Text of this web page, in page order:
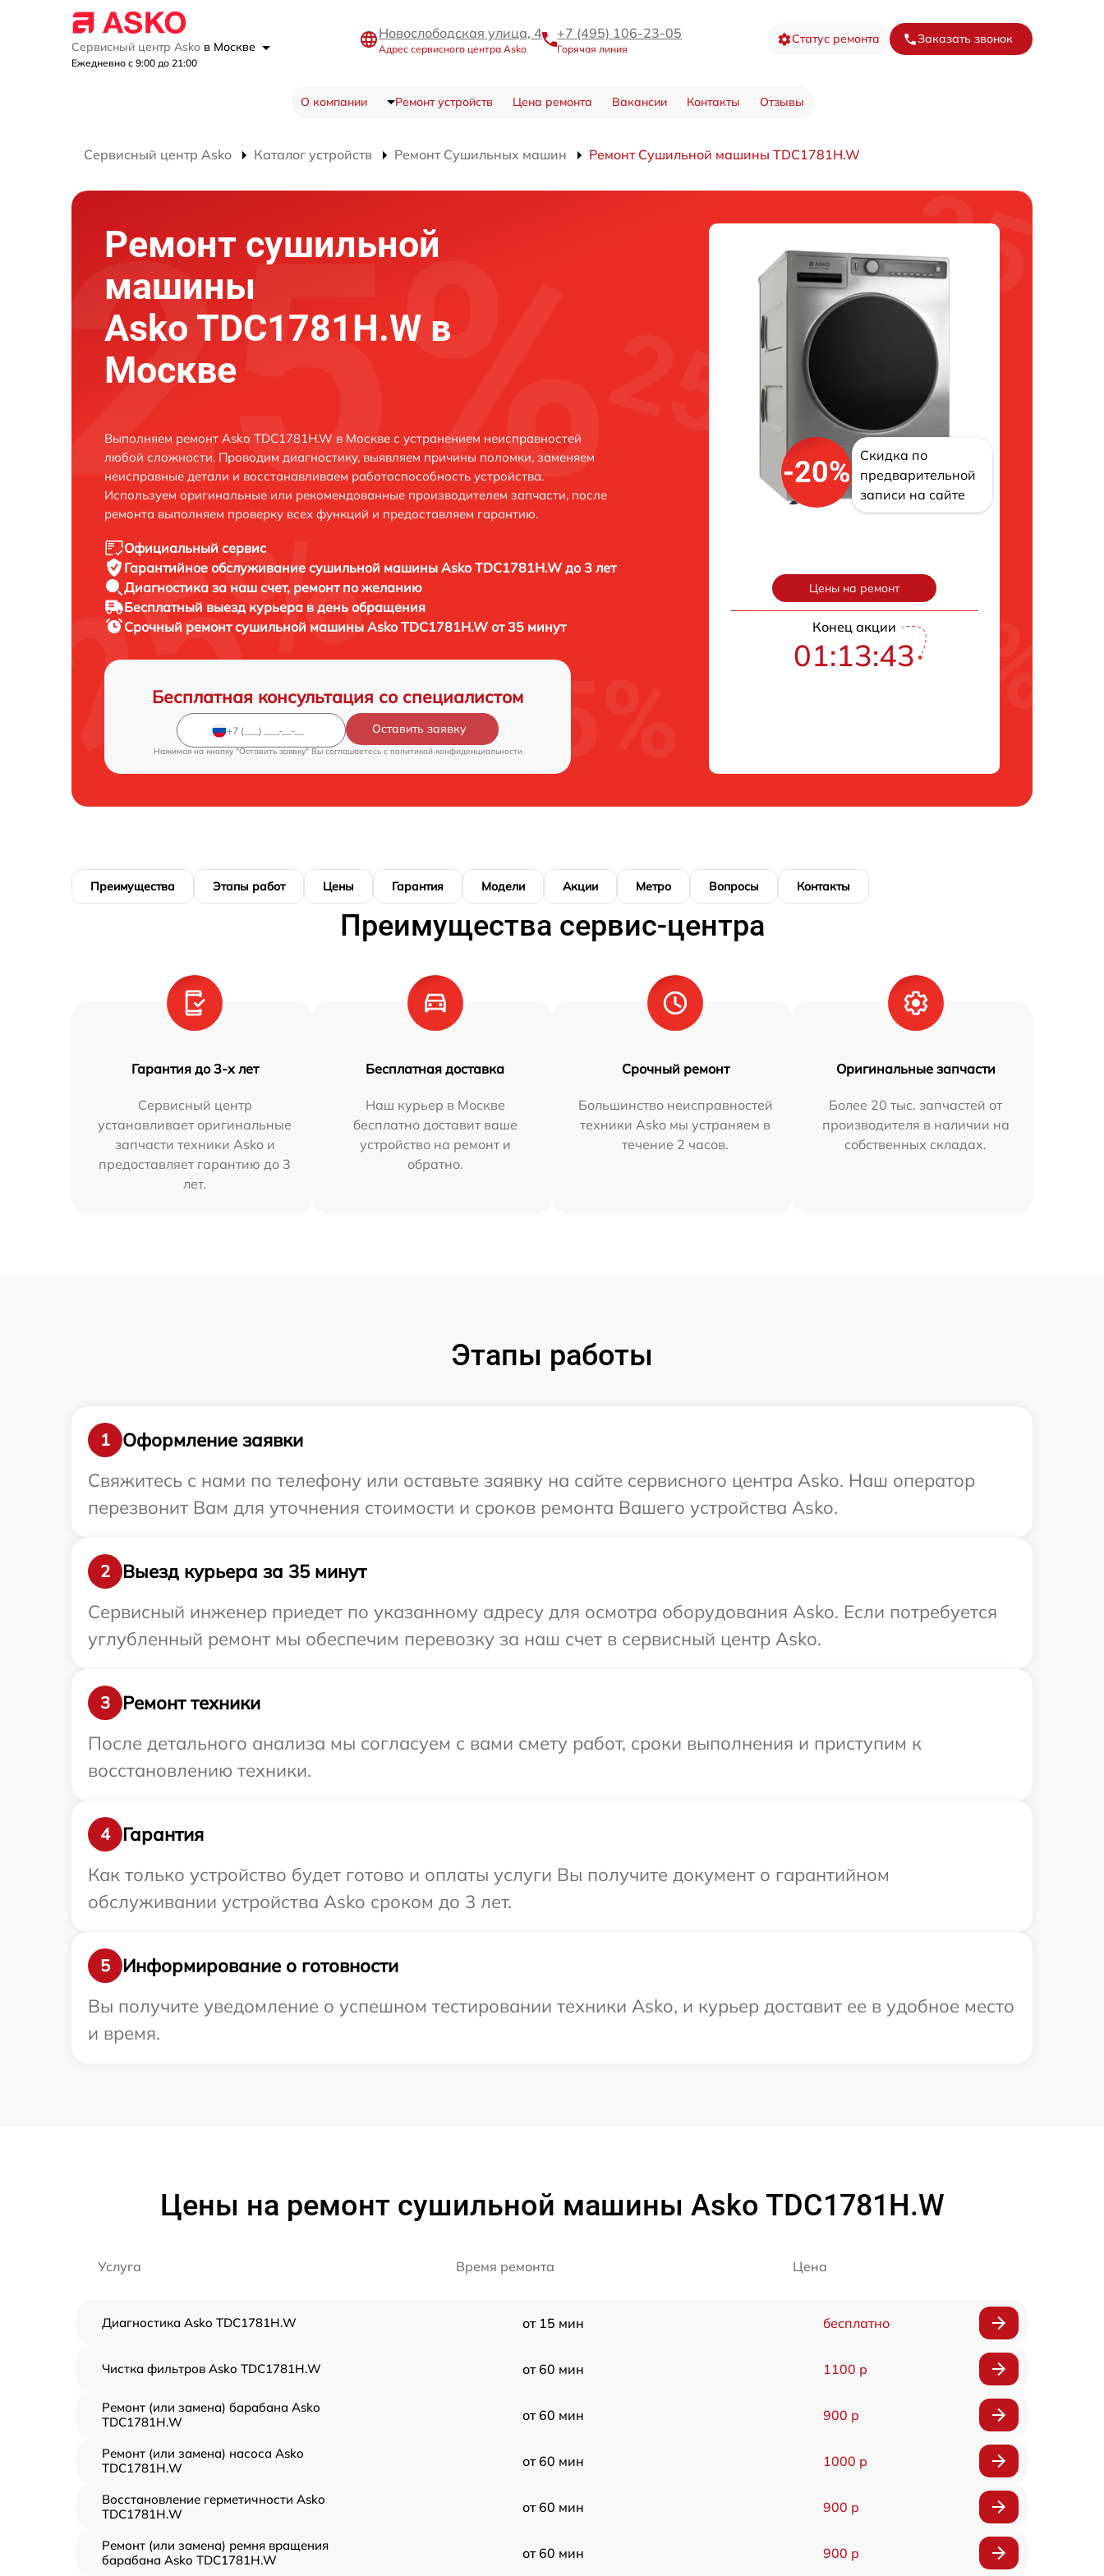
Сервисный центр Asko в Москве
Ежедневно с 9:00 до 21:00
Новослободская улица, 4
Адрес сервисного центра Asko
+7 (495) 106-23-05
Горячая линия
Статус ремонта Заказать звонок
О компании Ремонт устройств Цена ремонта Вакансии Контакты Отзывы
Сервисный центр Asko Каталог устройств Ремонт Сушильных машин Ремонт Сушильной машины TDC1781H.W
Ремонт сушильной
машины
Asko TDC1781H.W в
Москве
Выполняем ремонт Asko TDC1781H.W в Москве с устранением неисправностей
любой сложности. Проводим диагностику, выявляем причины поломки, заменяем
неисправные детали и восстанавливаем работоспособность устройства.
Используем оригинальные или рекомендованные производителем запчасти, после
ремонта выполняем проверку всех функций и предоставляем гарантию.
Официальный сервис
Гарантийное обслуживание сушильной машины Asko TDC1781H.W до 3 лет
Диагностика за наш счет, ремонт по желанию
Бесплатный выезд курьера в день обращения
Срочный ремонтсушильной машины Asko TDC1781H.W от 35 минут
Бесплатная консультация со специалистом
Оставить заявку
Нажимая на кнопку "Оставить заявку" Вы соглашаетесь c политикой конфиденциальности
-20%
Скидка по
предварительной
записи на сайте
Цены на ремонт
Конец акции
01:13:42
Преимущества Этапы работ Цены Гарантия Модели Акции Метро Вопросы Контакты
Преимущества сервис-центра
Гарантия до 3-х лет
Сервисный центр
устанавливает оригинальные
запчасти техники Asko и
предоставляет гарантию до 3
лет.
Бесплатная доставка
Наш курьер в Москве
бесплатно доставит ваше
устройство на ремонт и
обратно.
Срочный ремонт
Большинство неисправностей
техники Asko мы устраняем в
течение 2 часов.
Оригинальные запчасти
Более 20 тыс. запчастей от
производителя в наличии на
собственных складах.
Этапы работы
1
Оформление заявки
Свяжитесь с нами по телефону или оставьте заявку на сайте сервисного центра Asko. Наш оператор
перезвонит Вам для уточнения стоимости и сроков ремонта Вашего устройства Asko.
2
Выезд курьера за 35 минут
Сервисный инженер приедет по указанному адресу для осмотра оборудования Asko. Если потребуется
углубленный ремонт мы обеспечим перевозку за наш счет в сервисный центр Asko.
3
Ремонт техники
После детального анализа мы согласуем с вами смету работ, сроки выполнения и приступим к
восстановлению техники.
4
Гарантия
Как только устройство будет готово и оплаты услуги Вы получите документ о гарантийном
обслуживании устройства Asko сроком до 3 лет.
5
Информирование о готовности
Вы получите уведомление о успешном тестировании техники Asko, и курьер доставит ее в удобное место
и время.
Цены на ремонт сушильной машины Asko TDC1781H.W
Услуга Время ремонта Цена
Диагностика Asko TDC1781H.W от 15 мин бесплатно
Чистка фильтров Asko TDC1781H.W от 60 мин 1100 р
Ремонт (или замена) барабана Asko
TDC1781H.W
от 60 мин 900 р
Ремонт (или замена) насоса Asko
TDC1781H.W
от 60 мин 1000 р
Восстановление герметичности Asko
TDC1781H.W
от 60 мин 900 р
Ремонт (или замена) ремня вращения
барабана Asko TDC1781H.W
от 60 мин 900 р